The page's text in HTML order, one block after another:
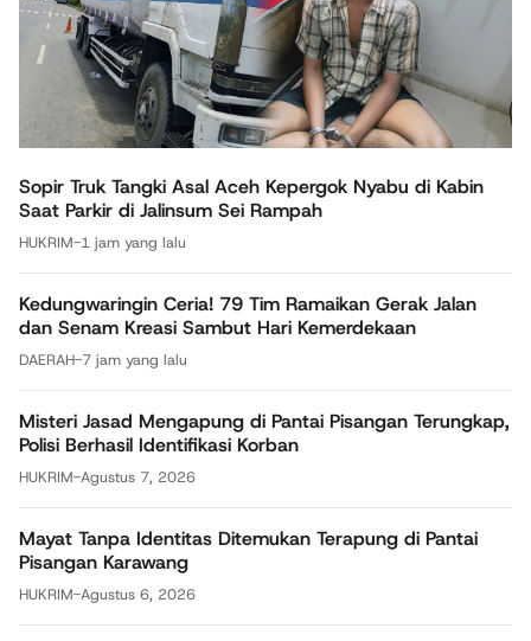
Sopir Truk Tangki Asal Aceh Kepergok Nyabu di Kabin
Saat Parkir di Jalinsum Sei Rampah
HUKRIM-1 jam yang lalu
Kedungwaringin Ceria! 79 Tim Ramaikan Gerak Jalan
dan Senam Kreasi Sambut Hari Kemerdekaan
DAERAH-7 jam yang lalu
Misteri Jasad Mengapung di Pantai Pisangan Terungkap,
Polisi Berhasil Identifikasi Korban
HUKRIM-Agustus 7, 2026
Mayat Tanpa Identitas Ditemukan Terapung di Pantai
Pisangan Karawang
HUKRIM-Agustus 6, 2026